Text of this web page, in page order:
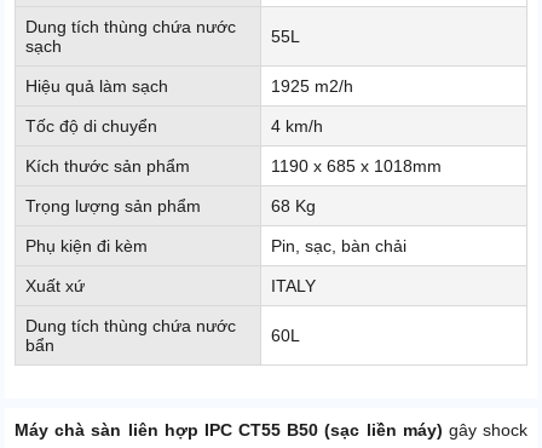
Dung tích thùng chứa nước
sạch
55L
Hiệu quả làm sạch 1925 m2/h
Tốc độ di chuyển 4 km/h
Kích thước sản phẩm 1190 x 685 x 1018mm
Trọng lượng sản phẩm 68 Kg
Phụ kiện đi kèm Pin, sạc, bàn chải
Xuất xứ ITALY
Dung tích thùng chứa nước
bẩn
60L
Máy chà sàn liên hợp IPC CT55 B50 (sạc liền máy) gây shock